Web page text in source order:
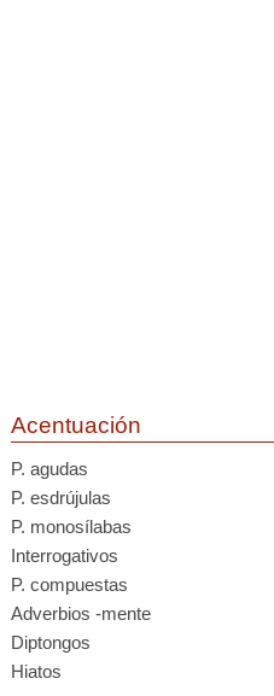
Acentuación
P. agudas
P. esdrújulas
P. monosílabas
Interrogativos
P. compuestas
Adverbios -mente
Diptongos
Hiatos